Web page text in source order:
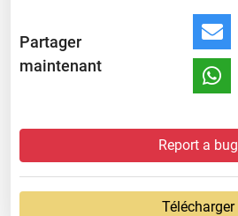
Partager
maintenant
Report a bug
Télécharger